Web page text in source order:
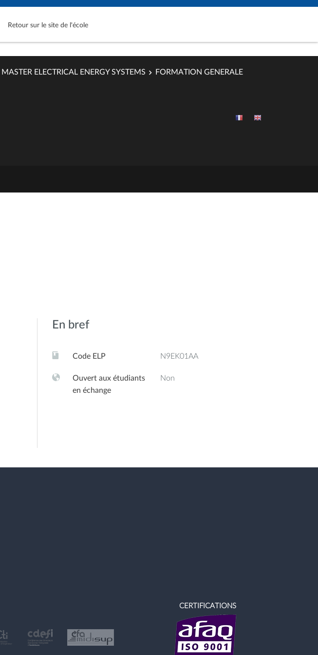
Retour sur le site de l'école
MASTER ELECTRICAL ENERGY SYSTEMS
FORMATION GENERALE
En bref
Code ELP N9EK01AA
Ouvert aux étudiants
en échange
Non
CERTIFICATIONS